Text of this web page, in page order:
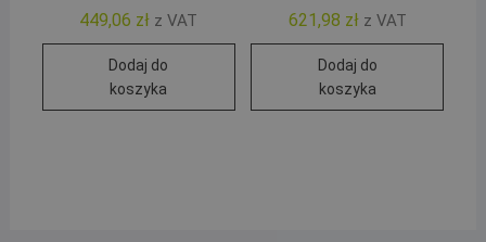
449,06 zł z VAT
Dodaj do
koszyka
621,98 zł z VAT
Dodaj do
koszyka